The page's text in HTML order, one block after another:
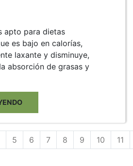
apto para dietas
es bajo en calorías,
laxante y disminuye,
absorción de grasas y
5 6 7 8 9 10 11